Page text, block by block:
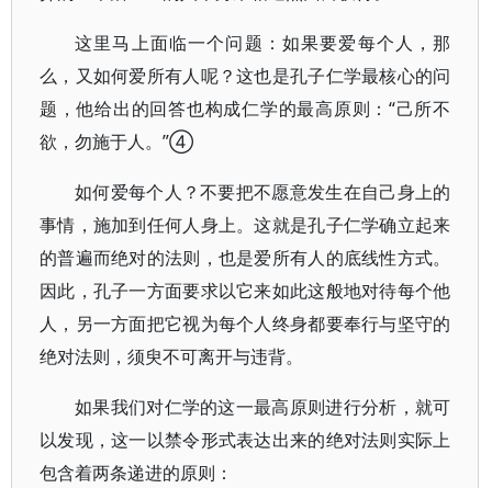
这里马上面临一个问题：如果要爱每个人，那
么，又如何爱所有人呢？这也是孔子仁学最核心的问
题，他给出的回答也构成仁学的最高原则：“己所不
欲，勿施于人。”④
如何爱每个人？不要把不愿意发生在自己身上的
事情，施加到任何人身上。这就是孔子仁学确立起来
的普遍而绝对的法则，也是爱所有人的底线性方式。
因此，孔子一方面要求以它来如此这般地对待每个他
人，另一方面把它视为每个人终身都要奉行与坚守的
绝对法则，须臾不可离开与违背。
如果我们对仁学的这一最高原则进行分析，就可
以发现，这一以禁令形式表达出来的绝对法则实际上
包含着两条递进的原则：